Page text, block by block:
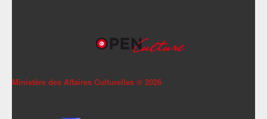
Ministère des Affaires Culturelles © 2026